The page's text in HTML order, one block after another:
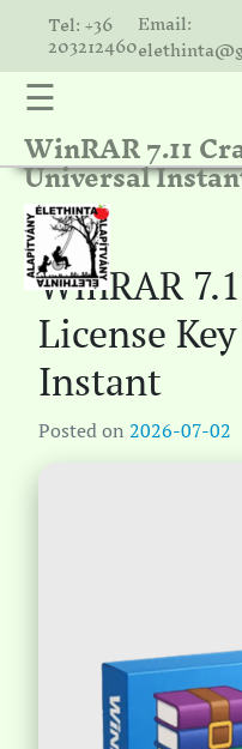
Tel: +36
203212460
Email:
☰
WinRAR 7.11
Universal
WinRAR
License
Instant
Posted on 2026-07-02